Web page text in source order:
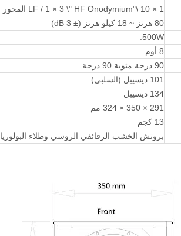
1 × 10 \"LF / 1 × 3 \" HF Onodymium المحور
80 هرتز ~ 18 كيلو هرتز (± 3 dB)
500W.
8 أوم
90 درجة مئوية 90 درجة
101 ديسيبل (السلبي)
134 ديسيبل
291 × 350 × 324 مم
13 كجم
بروتش الخشب الرقائقي الروسي وطلاء البولوريا